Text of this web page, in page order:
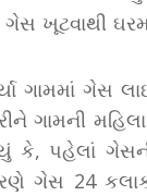
ખૂટવાથી
ગેસ
પહેલાં
ગેસ 24